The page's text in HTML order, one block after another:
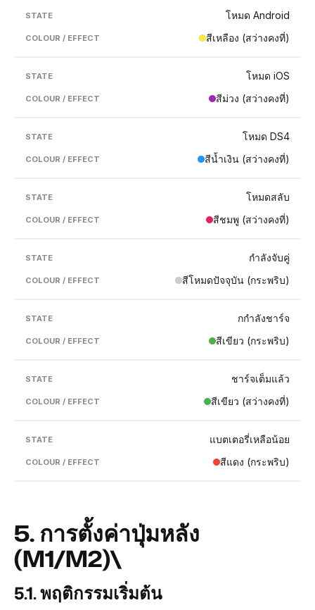
โหมด Android
สีเหลือง (สว่างคงที่)
โหมด iOS
สีม่วง (สว่างคงที่)
โหมด DS4
สีน้ำเงิน (สว่างคงที่)
โหมดสลับ
สีชมพู (สว่างคงที่)
กำลังจับคู่
สีโหมดปัจจุบัน (กระพริบ)
กกำลังชาร์จ
สีเขียว (กระพริบ)
ชาร์จเต็มแล้ว
สีเขียว (สว่างคงที่)
แบตเตอรี่เหลือน้อย
สีแดง (กระพริบ)
5.การตั้งค่าปุ่มหลัง
(M1/M2)\
5.1.พฤติกรรมเริ่มต้น